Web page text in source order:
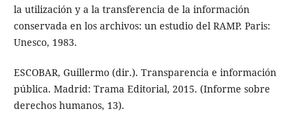
la utilización y a la transferencia de la información
conservada en los archivos: un estudio del RAMP. Paris:
Unesco, 1983.
ESCOBAR, Guillermo (dir.). Transparencia e información
pública. Madrid: Trama Editorial, 2015. (Informe sobre
derechos humanos, 13).